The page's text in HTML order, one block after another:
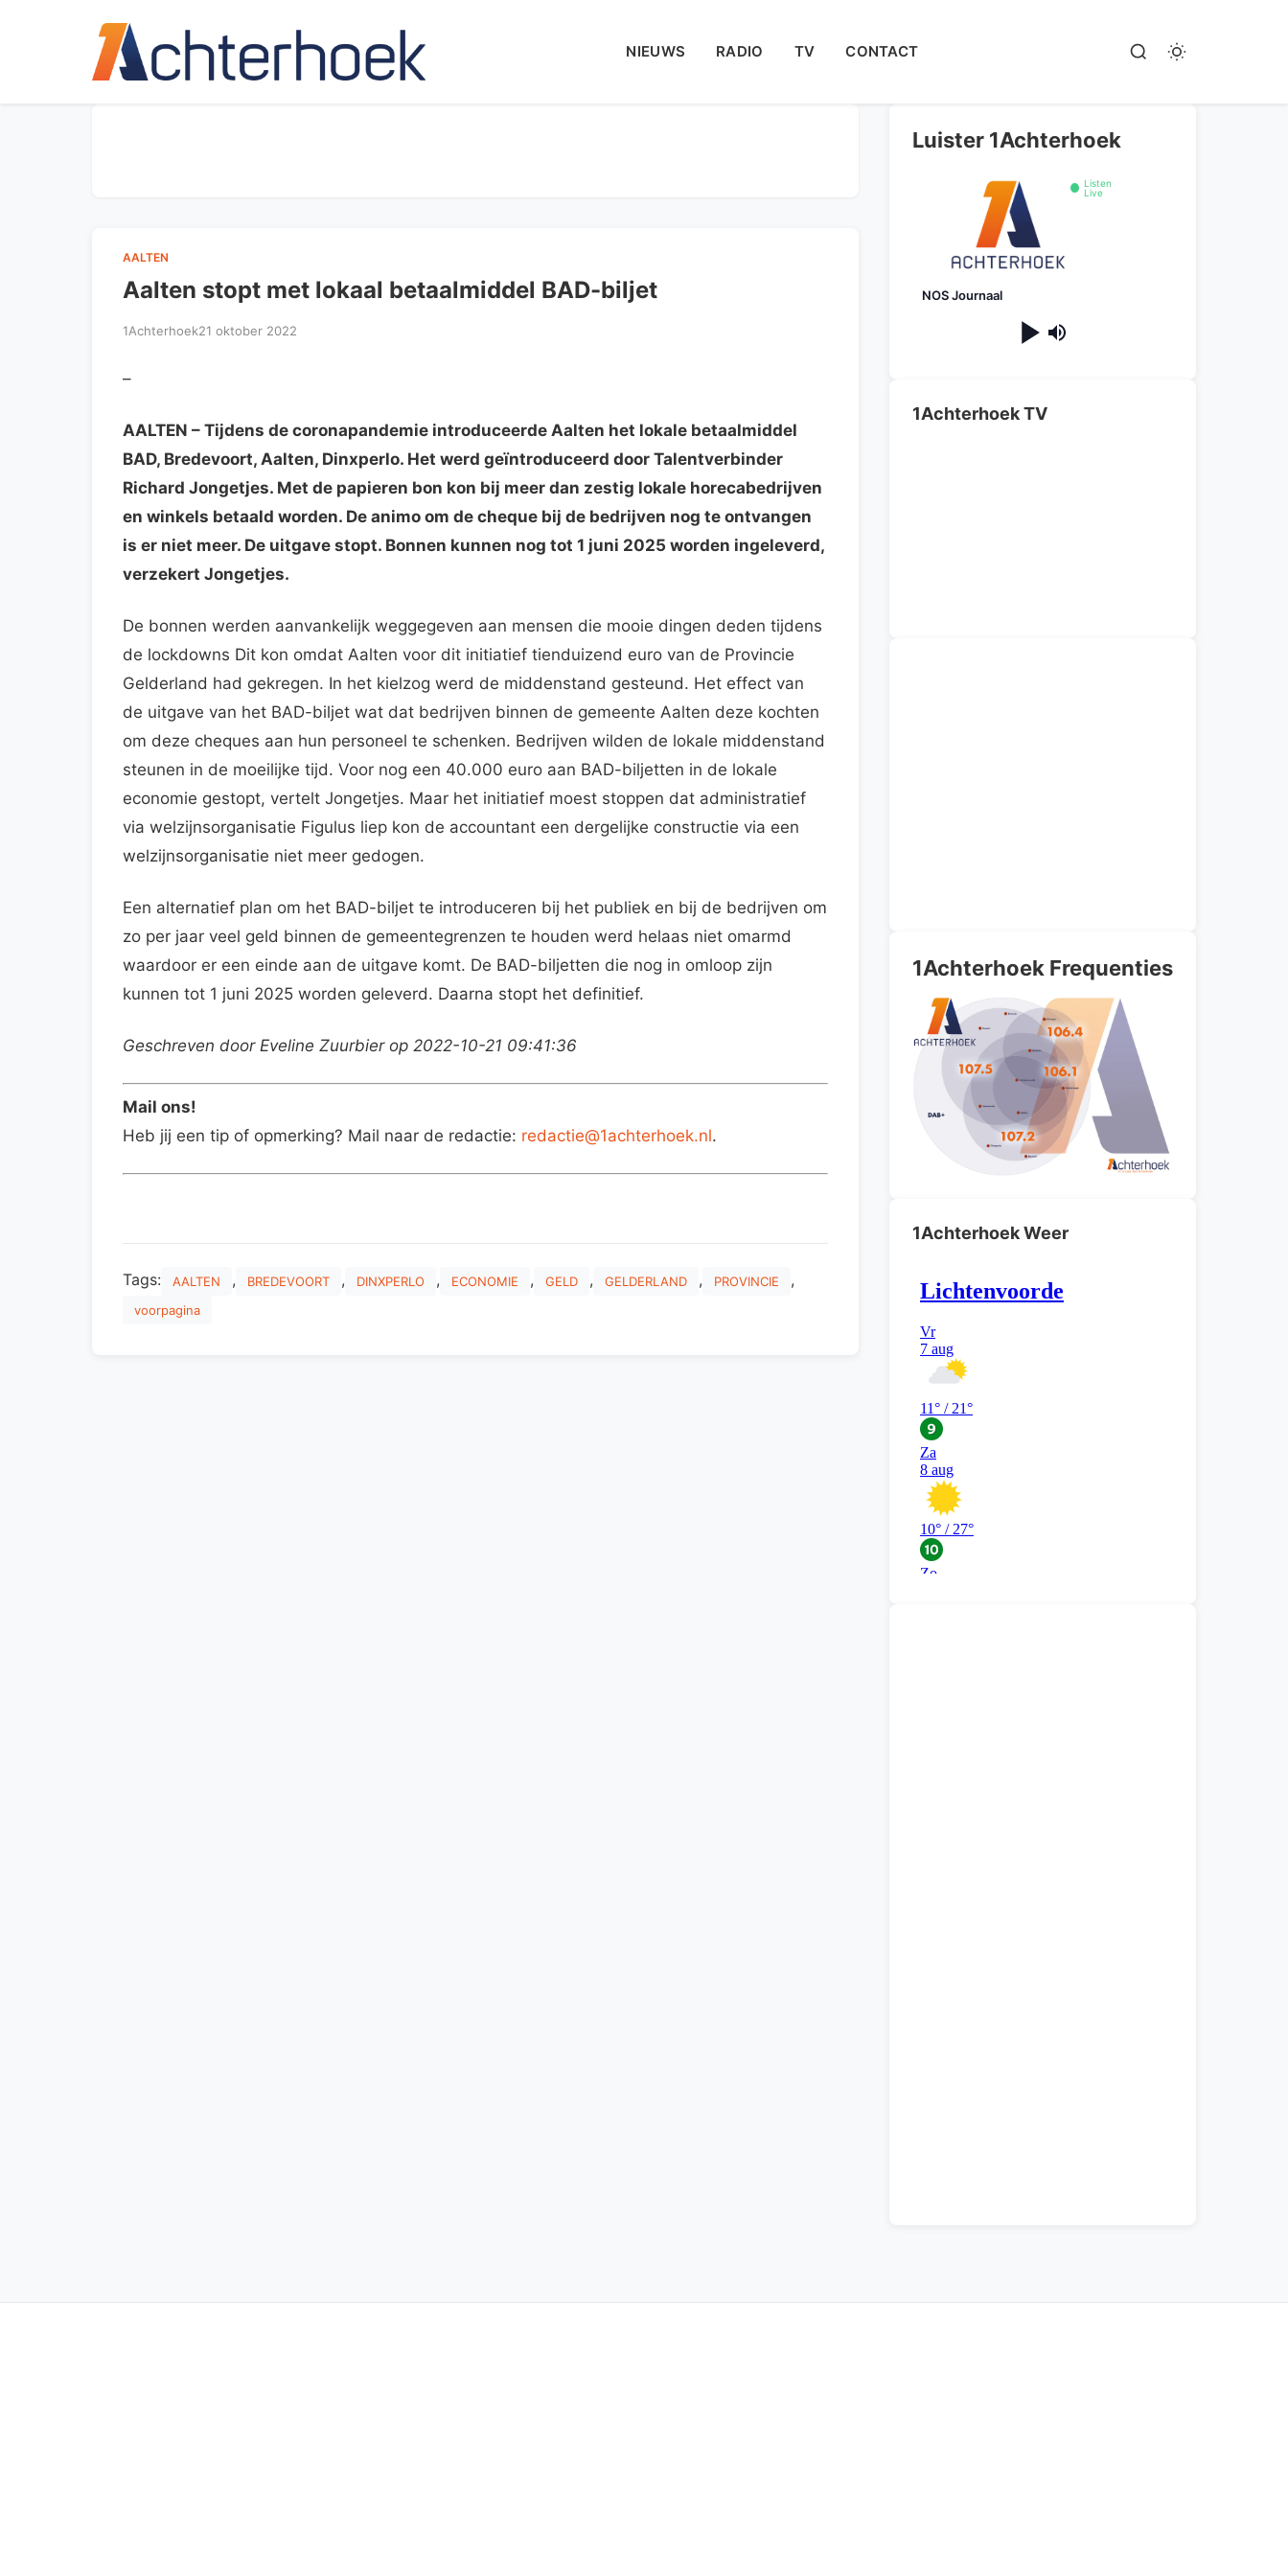
NIEUWS RADIO TV CONTACT
AALTEN
Aalten stopt met lokaal betaalmiddel BAD-biljet
1Achterhoek21 oktober 2022
–
AALTEN – Tijdens de coronapandemie introduceerde Aalten het lokale betaalmiddel
BAD, Bredevoort, Aalten, Dinxperlo. Het werd geïntroduceerd door Talentverbinder
Richard Jongetjes. Met de papieren bon kon bij meer dan zestig lokale horecabedrijven
en winkels betaald worden. De animo om de cheque bij de bedrijven nog te ontvangen
is er niet meer. De uitgave stopt. Bonnen kunnen nog tot 1 juni 2025 worden ingeleverd,
verzekert Jongetjes.
De bonnen werden aanvankelijk weggegeven aan mensen die mooie dingen deden tijdens
de lockdowns Dit kon omdat Aalten voor dit initiatief tienduizend euro van de Provincie
Gelderland had gekregen. In het kielzog werd de middenstand gesteund. Het effect van
de uitgave van het BAD-biljet wat dat bedrijven binnen de gemeente Aalten deze kochten
om deze cheques aan hun personeel te schenken. Bedrijven wilden de lokale middenstand
steunen in de moeilijke tijd. Voor nog een 40.000 euro aan BAD-biljetten in de lokale
economie gestopt, vertelt Jongetjes. Maar het initiatief moest stoppen dat administratief
via welzijnsorganisatie Figulus liep kon de accountant een dergelijke constructie via een
welzijnsorganisatie niet meer gedogen.
Een alternatief plan om het BAD-biljet te introduceren bij het publiek en bij de bedrijven om
zo per jaar veel geld binnen de gemeentegrenzen te houden werd helaas niet omarmd
waardoor er een einde aan de uitgave komt. De BAD-biljetten die nog in omloop zijn
kunnen tot 1 juni 2025 worden geleverd. Daarna stopt het definitief.
Geschreven door Eveline Zuurbier op 2022-10-21 09:41:36
Mail ons!
Heb jij een tip of opmerking? Mail naar de redactie: redactie@1achterhoek.nl.
Tags: AALTEN , BREDEVOORT , DINXPERLO , ECONOMIE , GELD , GELDERLAND , PROVINCIE ,
voorpagina
Luister 1Achterhoek
Listen
Live
NOS Journaal
1Achterhoek TV
1Achterhoek Frequenties
1Achterhoek Weer